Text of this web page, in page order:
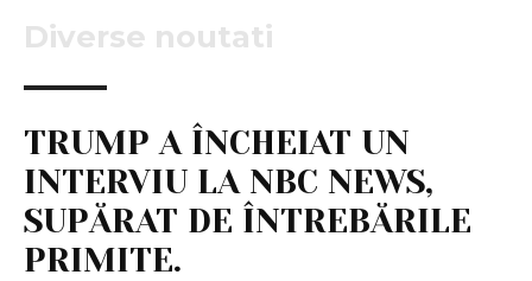
Diverse noutati
TRUMP A ÎNCHEIAT UN
INTERVIU LA NBC NEWS,
SUPĂRAT DE ÎNTREBĂRILE
PRIMITE.